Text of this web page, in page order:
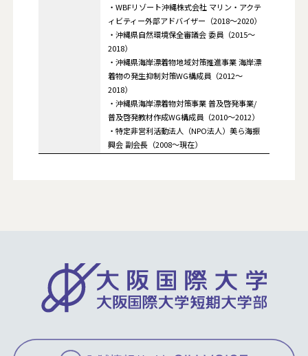
・WBFリゾート沖縄株式会社 マリン・アクテ
ィビティー外部アドバイザー（2018～2020）
・沖縄県自然環境保全審議会 委員（2015～
2018）
・沖縄県海岸漂着物地域対策推進事業 海岸漂
着物の発生抑制対策WG構成員（2012～
2018）
・沖縄県海岸漂着物対策事業 普及啓発事業/
普及啓発教材作成WG構成員（2010～2012）
・特定非営利活動法人（NPO法人）美ら海振
興会 副会長（2008～現在）